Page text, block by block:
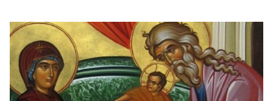
Πνεύμα, που του είχε φανερώσει […]